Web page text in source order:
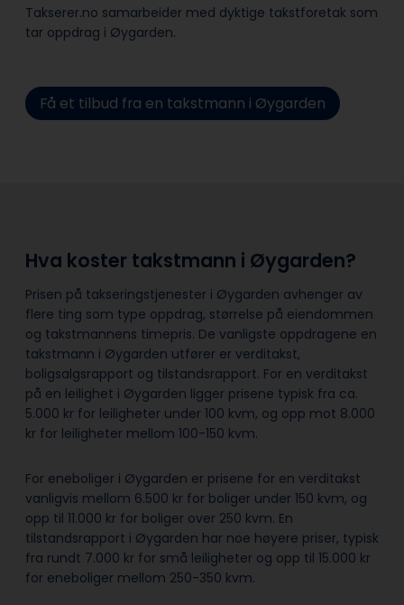
Takserer.no samarbeider med dyktige takstforetak som
tar oppdrag i Øygarden.
Få et tilbud fra en takstmann i Øygarden
Hva koster takstmann i Øygarden?
Prisen på takseringstjenester i Øygarden avhenger av
flere ting som type oppdrag, størrelse på eiendommen
og takstmannens timepris. De vanligste oppdragene en
takstmann i Øygarden utfører er verditakst,
boligsalgsrapport og tilstandsrapport. For en verditakst
på en leilighet i Øygarden ligger prisene typisk fra ca.
5.000 kr for leiligheter under 100 kvm, og opp mot 8.000
kr for leiligheter mellom 100-150 kvm.
For eneboliger i Øygarden er prisene for en verditakst
vanligvis mellom 6.500 kr for boliger under 150 kvm, og
opp til 11.000 kr for boliger over 250 kvm. En
tilstandsrapport i Øygarden har noe høyere priser, typisk
fra rundt 7.000 kr for små leiligheter og opp til 15.000 kr
for eneboliger mellom 250-350 kvm.